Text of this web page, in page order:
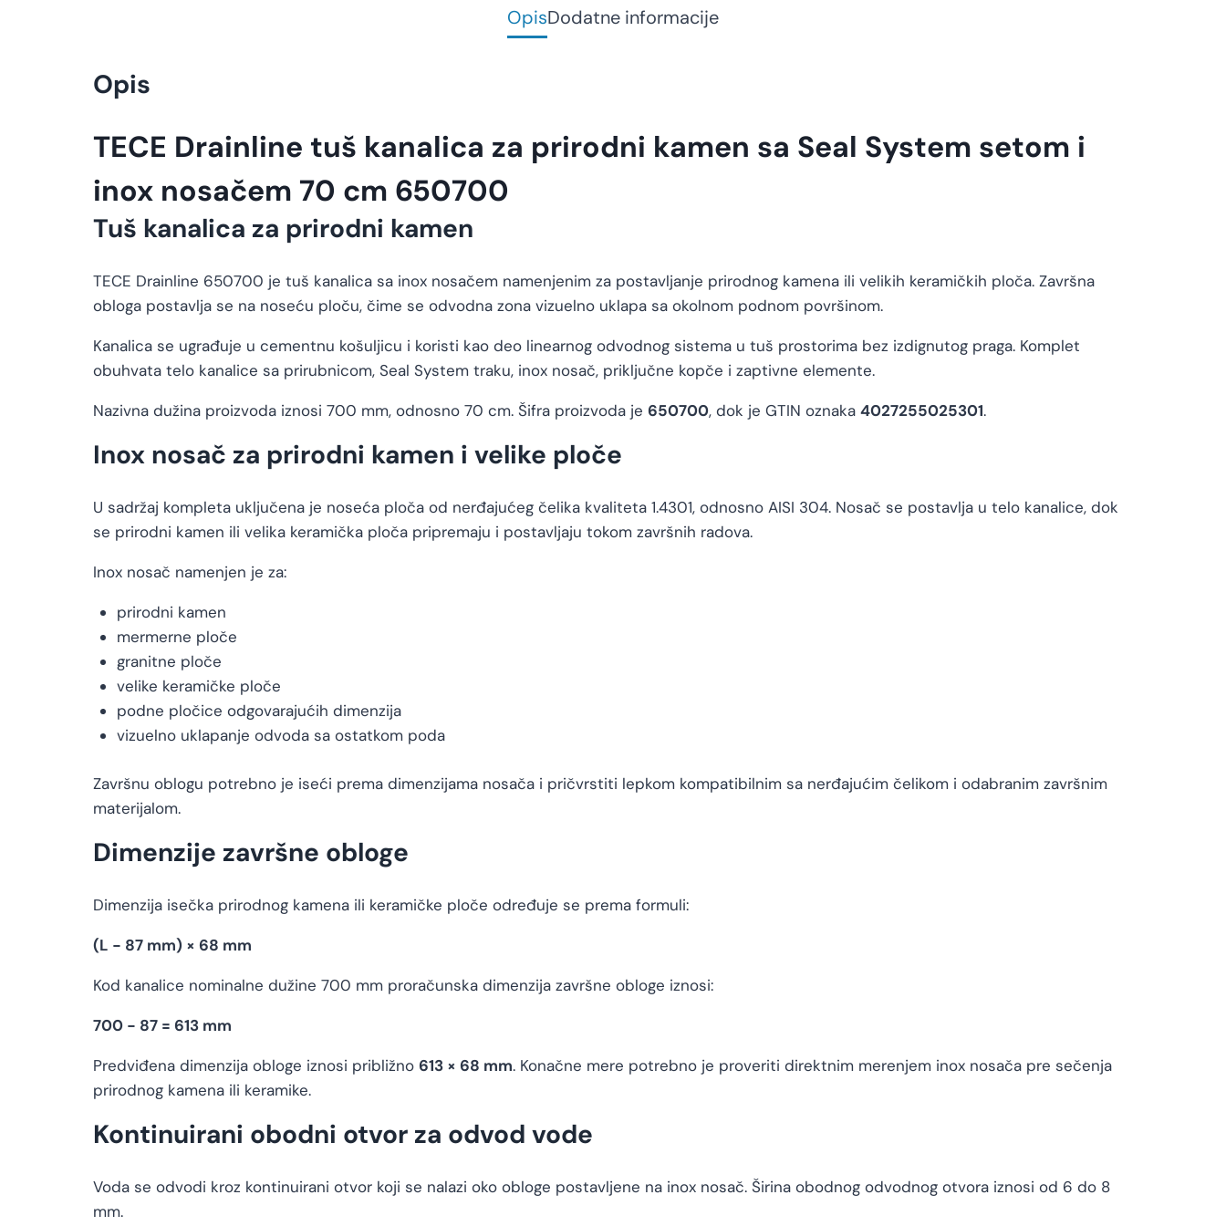
OpisDodatne informacije
Opis
TECE Drainline tuš kanalica za prirodni kamen sa Seal System setom i
inox nosačem 70 cm 650700
Tuš kanalica za prirodni kamen
TECE Drainline 650700 je tuš kanalica sa inox nosačem namenjenim za postavljanje prirodnog kamena ili velikih keramičkih ploča. Završna
obloga postavlja se na noseću ploču, čime se odvodna zona vizuelno uklapa sa okolnom podnom površinom.
Kanalica se ugrađuje u cementnu košuljicu i koristi kao deo linearnog odvodnog sistema u tuš prostorima bez izdignutog praga. Komplet
obuhvata telo kanalice sa prirubnicom, Seal System traku, inox nosač, priključne kopče i zaptivne elemente.
Nazivna dužina proizvoda iznosi 700 mm, odnosno 70 cm. Šifra proizvoda je 650700, dok je GTIN oznaka 4027255025301.
Inox nosač za prirodni kamen i velike ploče
U sadržaj kompleta uključena je noseća ploča od nerđajućeg čelika kvaliteta 1.4301, odnosno AISI 304. Nosač se postavlja u telo kanalice, dok
se prirodni kamen ili velika keramička ploča pripremaju i postavljaju tokom završnih radova.
Inox nosač namenjen je za:
prirodni kamen
mermerne ploče
granitne ploče
velike keramičke ploče
podne pločice odgovarajućih dimenzija
vizuelno uklapanje odvoda sa ostatkom poda
Završnu oblogu potrebno je iseći prema dimenzijama nosača i pričvrstiti lepkom kompatibilnim sa nerđajućim čelikom i odabranim završnim
materijalom.
Dimenzije završne obloge
Dimenzija isečka prirodnog kamena ili keramičke ploče određuje se prema formuli:
(L − 87 mm) × 68 mm
Kod kanalice nominalne dužine 700 mm proračunska dimenzija završne obloge iznosi:
700 − 87 = 613 mm
Predviđena dimenzija obloge iznosi približno 613 × 68 mm. Konačne mere potrebno je proveriti direktnim merenjem inox nosača pre sečenja
prirodnog kamena ili keramike.
Kontinuirani obodni otvor za odvod vode
Voda se odvodi kroz kontinuirani otvor koji se nalazi oko obloge postavljene na inox nosač. Širina obodnog odvodnog otvora iznosi od 6 do 8
mm.